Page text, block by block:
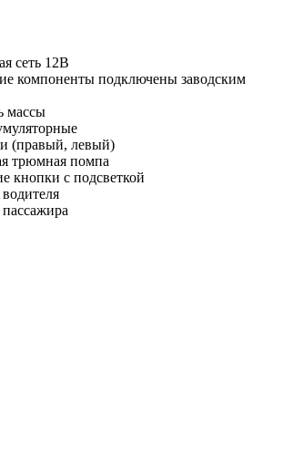
сеть 12В
компоненты подключены заводским
массы
(правый, левый)
трюмная помпа
кнопки с подсветкой